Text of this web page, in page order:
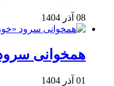
08 آذر 1404
همخوانی سرود
01 آذر 1404